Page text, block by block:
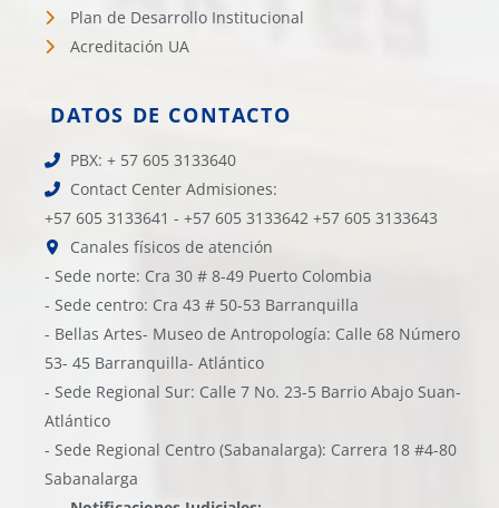
Plan de Desarrollo Institucional
Acreditación UA
DATOS DE CONTACTO
PBX: + 57 605 3133640
Contact Center Admisiones:
+57 605 3133641 - +57 605 3133642 +57 605 3133643
Canales físicos de atención
- Sede norte: Cra 30 # 8-49 Puerto Colombia
- Sede centro: Cra 43 # 50-53 Barranquilla
- Bellas Artes- Museo de Antropología: Calle 68 Número
53- 45 Barranquilla- Atlántico
- Sede Regional Sur: Calle 7 No. 23-5 Barrio Abajo Suan-
Atlántico
- Sede Regional Centro (Sabanalarga): Carrera 18 #4-80
Sabanalarga